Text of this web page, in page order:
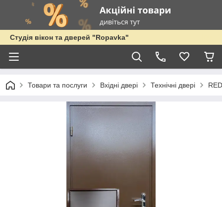
Студія вікон та дверей "Ropavka"
Товари та послуги Вхідні двері Технічні двері